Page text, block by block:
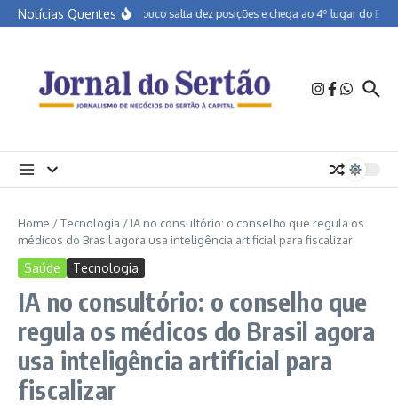
Ir para o conteúdo
Notícias QuentesPernambuco salta dez posições e chega ao 4º lugar do
Home /Tecnologia / IA no consultório: o conselho que regula os
médicos do Brasil agora usa inteligência artificial para fiscalizar
Saúde Tecnologia
IA no consultório: o conselho que
regula os médicos do Brasil agora
usa inteligência artificial para
fiscalizar